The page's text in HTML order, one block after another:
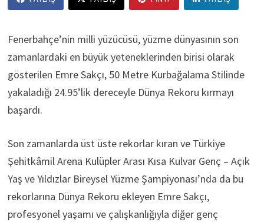
Fenerbahçe’nin milli yüzücüsü, yüzme dünyasının son
zamanlardaki en büyük yeteneklerinden birisi olarak
gösterilen Emre Sakçı, 50 Metre Kurbağalama Stilinde
yakaladığı 24.95’lik dereceyle Dünya Rekoru kırmayı
başardı.
Son zamanlarda üst üste rekorlar kıran ve Türkiye
Şehitkâmil Arena Kulüpler Arası Kısa Kulvar Genç – Açık
Yaş ve Yıldızlar Bireysel Yüzme Şampiyonası’nda da bu
rekorlarına Dünya Rekoru ekleyen Emre Sakçı,
profesyonel yaşamı ve çalışkanlığıyla diğer genç